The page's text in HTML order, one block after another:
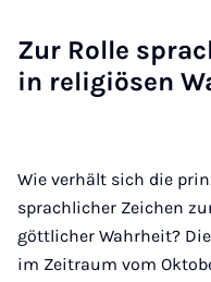
Zur Rolle
in religiösen
Wie verhält sich die
sprachlicher Zeichen
göttlicher Wahrheit?
im Zeitraum vom